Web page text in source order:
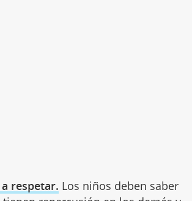
respetar. Los niños deben saber